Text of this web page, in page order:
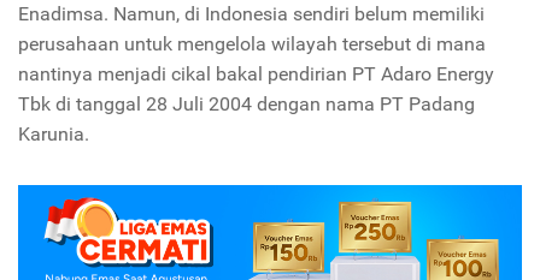
Enadimsa. Namun, di Indonesia sendiri belum memiliki
perusahaan untuk mengelola wilayah tersebut di mana
nantinya menjadi cikal bakal pendirian PT Adaro Energy
Tbk di tanggal 28 Juli 2004 dengan nama PT Padang
Karunia.